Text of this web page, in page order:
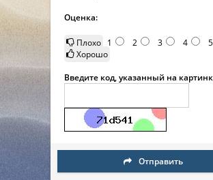
Оценка:
Плохо 1 2 3 4
5
Хорошо
Введите код, указанный на
Отправить